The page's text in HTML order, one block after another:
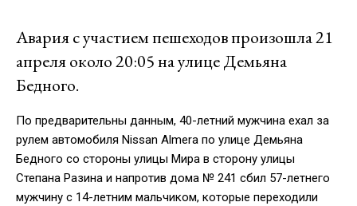
Авария с участием пешеходов произошла 21
апреля около 20:05 на улице Демьяна
Бедного.
По предварительны данным, 40-летний мужчина ехал за
рулем автомобиля Nissan Almera по улице Демьяна
Бедного со стороны улицы Мира в сторону улицы
Степана Разина и напротив дома № 241 сбил 57-летнего
мужчину с 14-летним мальчиком, которые переходили